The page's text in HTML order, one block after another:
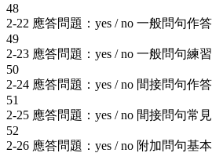
48
2-22 應答問題：yes / no 一般問句作
49
2-23 應答問題：yes / no 一般問句練習
50
2-24 應答問題：yes / no 間接問句作
51
2-25 應答問題：yes / no 間接問句常
52
2-26 應答問題：yes / no 附加問句基